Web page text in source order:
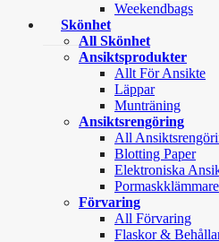
Weekendbags
Skönhet
All Skönhet
Ansiktsprodukter
Allt För Ansikte
Läppar
Munträning
Ansiktsrengöring
All
Blotting Paper
Elektroniska
Pormaskklämmare
Förvaring
All Förvaring
Flaskor &